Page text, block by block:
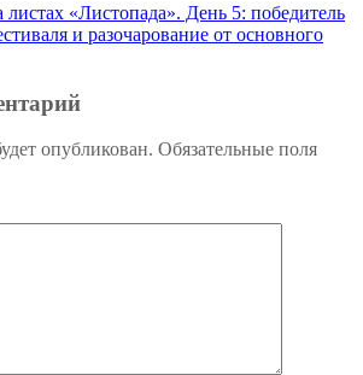
листах «Листопада». День 5: победитель
и разочарование от основного
опубликован. Обязательные поля